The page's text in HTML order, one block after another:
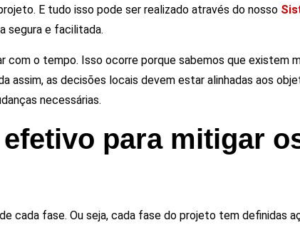
E tudo isso pode ser realizado através do nosso
segura e facilitada.
com o tempo. Isso ocorre porque sabemos que existem
assim, as decisões locais devem estar alinhadas aos
necessárias.
para mitigar
cada fase. Ou seja, cada fase do projeto tem definidas